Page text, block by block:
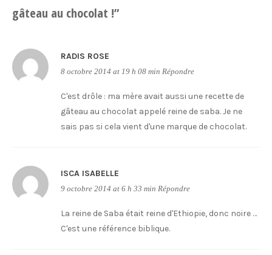
gâteau au chocolat !”
RADIS ROSE
8 octobre 2014 at 19 h 08 min Répondre
C'est drôle : ma mère avait aussi une recette de
gâteau au chocolat appelé reine de saba. Je ne
sais pas si cela vient d'une marque de chocolat.
ISCA ISABELLE
9 octobre 2014 at 6 h 33 min Répondre
La reine de Saba était reine d'Ethiopie, donc noire …
C'est une référence biblique.